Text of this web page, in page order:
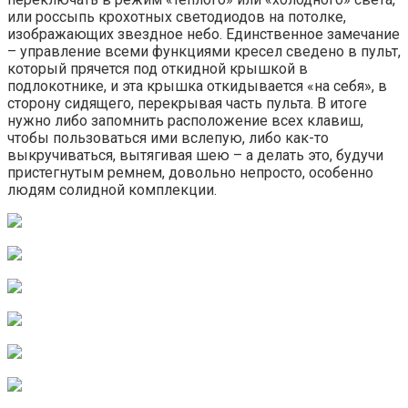
или россыпь крохотных светодиодов на потолке,
изображающих звездное небо. Единственное замечание
– управление всеми функциями кресел сведено в пульт,
который прячется под откидной крышкой в
подлокотнике, и эта крышка откидывается «на себя», в
сторону сидящего, перекрывая часть пульта. В итоге
нужно либо запомнить расположение всех клавиш,
чтобы пользоваться ими вслепую, либо как-то
выкручиваться, вытягивая шею – а делать это, будучи
пристегнутым ремнем, довольно непросто, особенно
людям солидной комплекции.